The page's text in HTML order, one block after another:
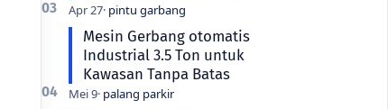
Mesin Gerbang otomatis
Industrial 3.5 Ton untuk
Kawasan Tanpa Batas